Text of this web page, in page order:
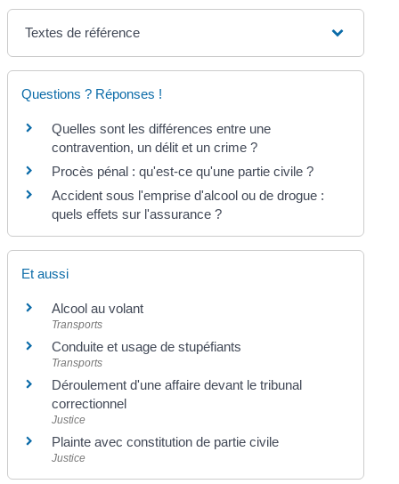
Textes de référence
Questions ? Réponses !
Quelles sont les différences entre une
contravention, un délit et un crime ?
Procès pénal : qu'est-ce qu'une partie civile ?
Accident sous l'emprise d'alcool ou de drogue :
quels effets sur l'assurance ?
Et aussi
Alcool au volant
Transports
Conduite et usage de stupéfiants
Transports
Déroulement d'une affaire devant le tribunal
correctionnel
Justice
Plainte avec constitution de partie civile
Justice